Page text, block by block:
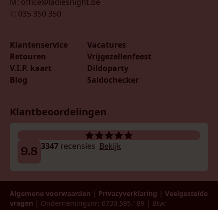
T: 035 350 350
Klantenservice
Retouren
V.I.P. kaart
Blog
Vacatures
Vrijgezellenfeest
Dildoparty
Saldochecker
Klantbeoordelingen
9.8 3347 recensies Bekijk
Algemene voorwaarden | Privacyverklaring | Veelgestelde
vragen | Ondernemingsnr: 0730.595.189 | Btw:
BE0730595189 | © 2026 LadiesNight België B.V.